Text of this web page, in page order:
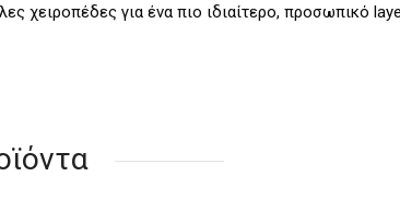
χειροπέδες για ένα πιο ιδιαίτερο, προσωπικό